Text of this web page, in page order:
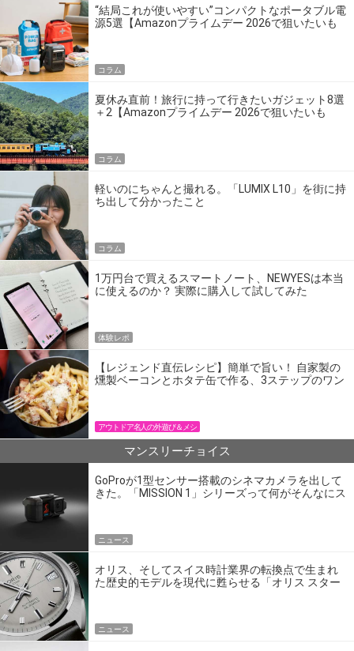
“結局これが使いやすい”コンパクトなポータブル電
源5選【Amazonプライムデー 2026で狙いたいも
コラム
夏休み直前！旅行に持って行きたいガジェット8選
＋2【Amazonプライムデー 2026で狙いたいも
コラム
軽いのにちゃんと撮れる。「LUMIX L10」を街に持
ち出して分かったこと
コラム
1万円台で買えるスマートノート、NEWYESは本当
に使えるのか？ 実際に購入して試してみた
体験レポ
【レジェンド直伝レシピ】簡単で旨い！ 自家製の
燻製ベーコンとホタテ缶で作る、3ステップのワン
アウトドア名人の外遊び＆メシ
マンスリーチョイス
GoProが1型センサー搭載のシネマカメラを出して
きた。「MISSION 1」シリーズって何がそんなにス
ニュース
オリス、そしてスイス時計業界の転換点で生まれ
た歴史的モデルを現代に甦らせる「オリス スター
ニュース